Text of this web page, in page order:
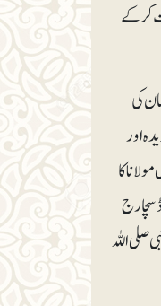
کرکے
کی
اور
کا
صلی اللہ